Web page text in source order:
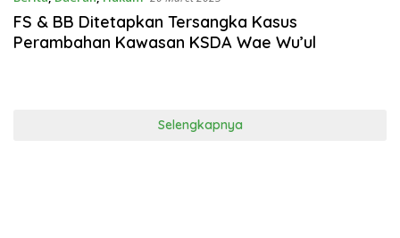
FS & BB Ditetapkan Tersangka Kasus
Perambahan Kawasan KSDA Wae Wu’ul
Selengkapnya